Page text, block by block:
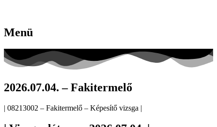
Menü
2026.07.04. – Fakitermelő
| 08213002 – Fakitermelő – Képesítő vizsga |